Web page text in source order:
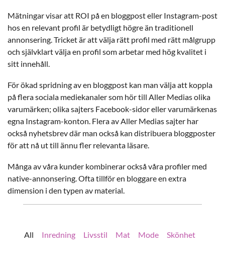
Mätningar visar att ROI på en bloggpost eller Instagram-post
hos en relevant profil är betydligt högre än traditionell
annonsering. Tricket är att välja rätt profil med rätt målgrupp
och självklart välja en profil som arbetar med hög kvalitet i
sitt innehåll.
För ökad spridning av en bloggpost kan man välja att koppla
på flera sociala mediekanaler som hör till Aller Medias olika
varumärken; olika sajters Facebook-sidor eller varumärkenas
egna Instagram-konton. Flera av Aller Medias sajter har
också nyhetsbrev där man också kan distribuera bloggposter
för att nå ut till ännu fler relevanta läsare.
Många av våra kunder kombinerar också våra profiler med
native-annonsering. Ofta tillför en bloggare en extra
dimension i den typen av material.
All Inredning Livsstil Mat Mode Skönhet